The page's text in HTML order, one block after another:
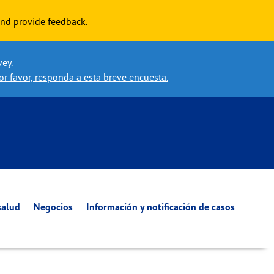
provide feedback.
favor, responda a esta breve encuesta.
Negocios Información y notificación de casos